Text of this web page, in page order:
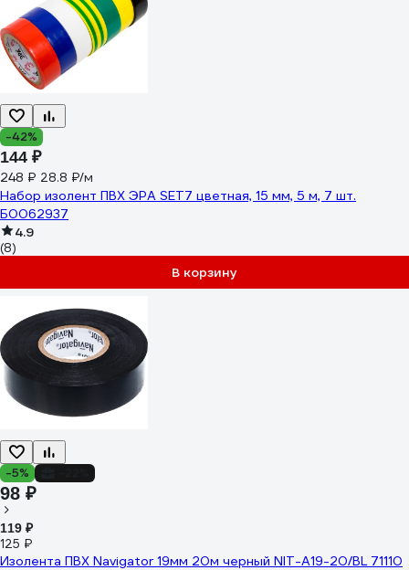
-42%
144 ₽
248 ₽ 28.8 ₽/м
Набор изолент ПВХ ЭРА SET7 цветная, 15 мм, 5 м, 7 шт.
Б0062937
4.9
(8)
В корзину
-5%
98 ₽
119 ₽
125 ₽
Изолента ПВХ Navigator 19мм 20м черный NIT-A19-20/BL 71110